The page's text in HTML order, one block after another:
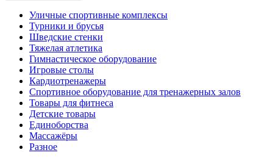
Уличные спортивные комплексы
Турники и брусья
Шведские стенки
Тяжелая атлетика
Гимнастическое оборудование
Игровые столы
Кардиотренажеры
Спортивное оборудование для тренажерных залов
Товары для фитнеса
Детские товары
Единоборства
Массажёры
Разное